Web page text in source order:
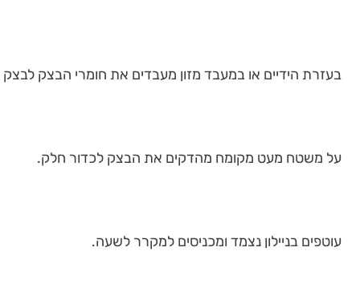
בעזרת הידיים או במעבד מזון מעבדים את חומרי הבצק
על משטח מעט מקומח מהדקים את הבצק לכדור חלק.
עוטפים בניילון נצמד ומכניסים למקרר לשעה.